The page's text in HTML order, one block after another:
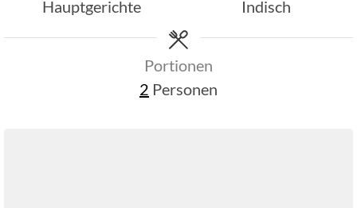
Hauptgerichte
Indisch
Portionen
2 Personen